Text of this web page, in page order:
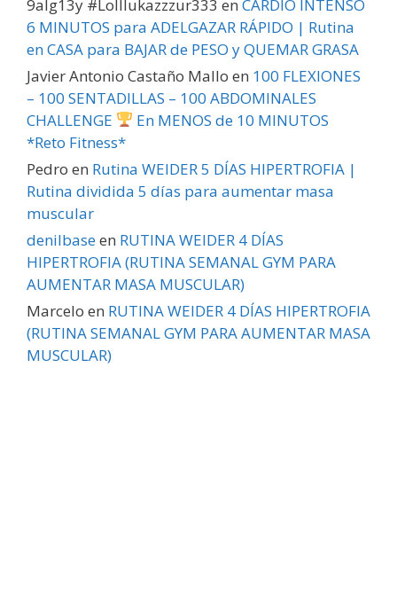
9alg13y #Lolllukazzzur333 en CARDIO INTENSO
6 MINUTOS para ADELGAZAR RÁPIDO | Rutina
en CASA para BAJAR de PESO y QUEMAR GRASA
Javier Antonio Castaño Mallo en 100 FLEXIONES
– 100 SENTADILLAS – 100 ABDOMINALES
CHALLENGE
En MENOS de 10 MINUTOS
*Reto Fitness*
Pedro en Rutina WEIDER 5 DÍAS HIPERTROFIA |
Rutina dividida 5 días para aumentar masa
muscular
denilbaseen RUTINA WEIDER 4 DÍAS
HIPERTROFIA (RUTINA SEMANAL GYM PARA
AUMENTAR MASA MUSCULAR)
Marcelo en RUTINA WEIDER 4 DÍAS HIPERTROFIA
(RUTINA SEMANAL GYM PARA AUMENTAR MASA
MUSCULAR)